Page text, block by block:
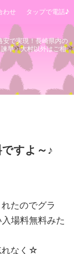
わせ タップで電話♪
で実現！長崎県内の
早・大村以外はご相
すよ～♪
たのでグラ
場料無料みた
れなく☆